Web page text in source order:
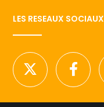
LES RESEAUX SOCIAUX